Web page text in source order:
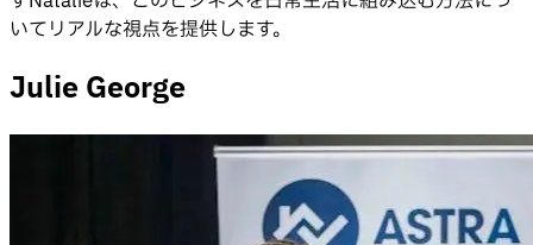
いてリアルな視点を提供します。
Julie George